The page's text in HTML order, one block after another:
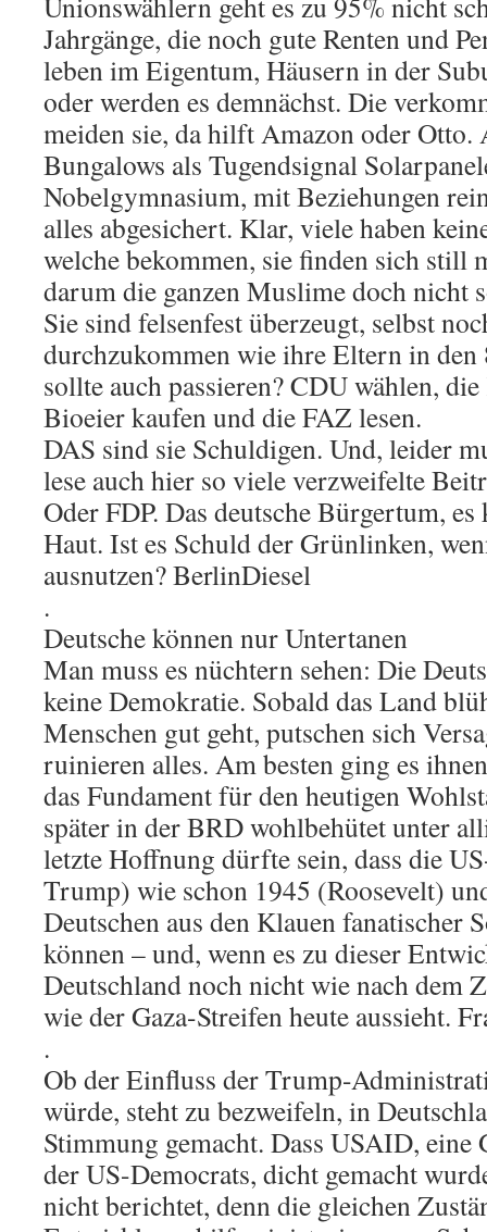
Jahrgänge, die noch gute Renten und
leben im Eigentum, Häusern in der
oder werden es demnächst. Die
meiden sie, da hilft Amazon oder Otto.
Bungalows als Tugendsignal
Nobelgymnasium, mit Beziehungen
alles abgesichert. Klar, viele haben
welche bekommen, sie finden sich still
darum die ganzen Muslime doch nicht
Sie sind felsenfest überzeugt, selbst
durchzukommen wie ihre Eltern in den
sollte auch passieren? CDU wählen,
Bioeier kaufen und die FAZ lesen.
DAS sind sie Schuldigen. Und, leider
lese auch hier so viele verzweifelte
Oder FDP. Das deutsche Bürgertum,
Haut. Ist es Schuld der Grünlinken,
ausnutzen? BerlinDiesel
.
Deutsche können nur Untertanen
Man muss es nüchtern sehen: Die
keine Demokratie. Sobald das Land
Menschen gut geht, putschen sich
ruinieren alles. Am besten ging es
das Fundament für den heutigen
später in der BRD wohlbehütet unter
letzte Hoffnung dürfte sein, dass die
Trump) wie schon 1945 (Roosevelt)
Deutschen aus den Klauen fanatischer
können – und, wenn es zu dieser
Deutschland noch nicht wie nach dem
wie der Gaza-Streifen heute aussieht.
.
Ob der Einfluss der Trump-
würde, steht zu bezweifeln, in
Stimmung gemacht. Dass USAID, eine
der US-Democrats, dicht gemacht
nicht berichtet, denn die gleichen